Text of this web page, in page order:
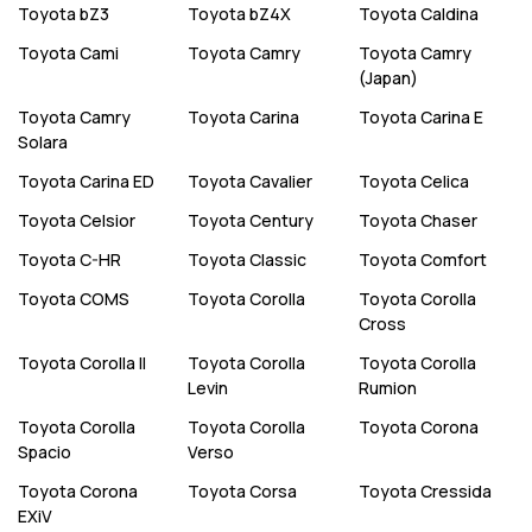
Toyota bZ3 Toyota bZ4X Toyota Caldina
Toyota Cami Toyota Camry Toyota Camry
(Japan)
Toyota Camry
Solara
Toyota Carina Toyota Carina E
Toyota Carina ED Toyota Cavalier Toyota Celica
Toyota Celsior Toyota Century Toyota Chaser
Toyota C-HR Toyota Classic Toyota Comfort
Toyota COMS Toyota Corolla Toyota Corolla
Cross
Toyota Corolla II Toyota Corolla
Levin
Toyota Corolla
Rumion
Toyota Corolla
Spacio
Toyota Corolla
Verso
Toyota Corona
Toyota Corona
EXiV
Toyota Corsa Toyota Cressida